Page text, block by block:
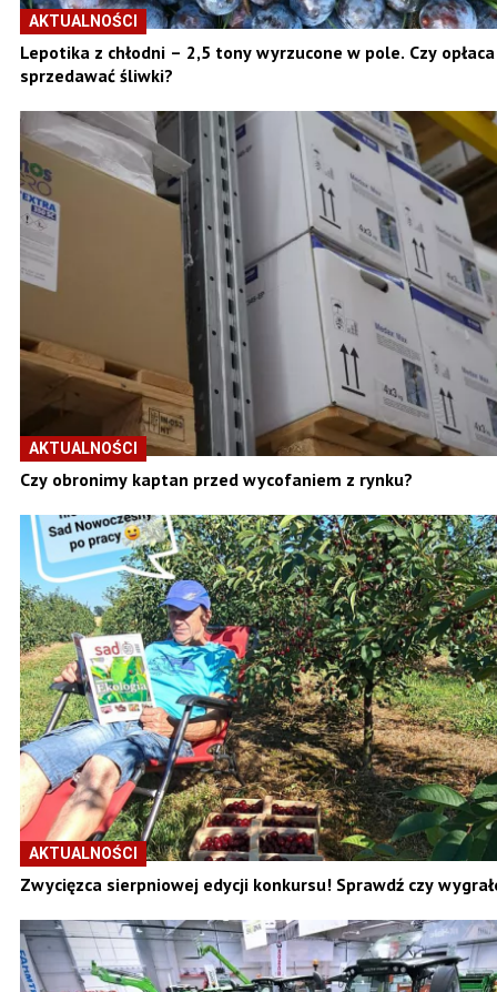
AKTUALNOŚCI
Lepotika z chłodni – 2,5 tony wyrzucone w pole. Czy
sprzedawać śliwki?
AKTUALNOŚCI
Czy obronimy kaptan przed wycofaniem z rynku?
AKTUALNOŚCI
Zwycięzca sierpniowej edycji konkursu! Sprawdź czy